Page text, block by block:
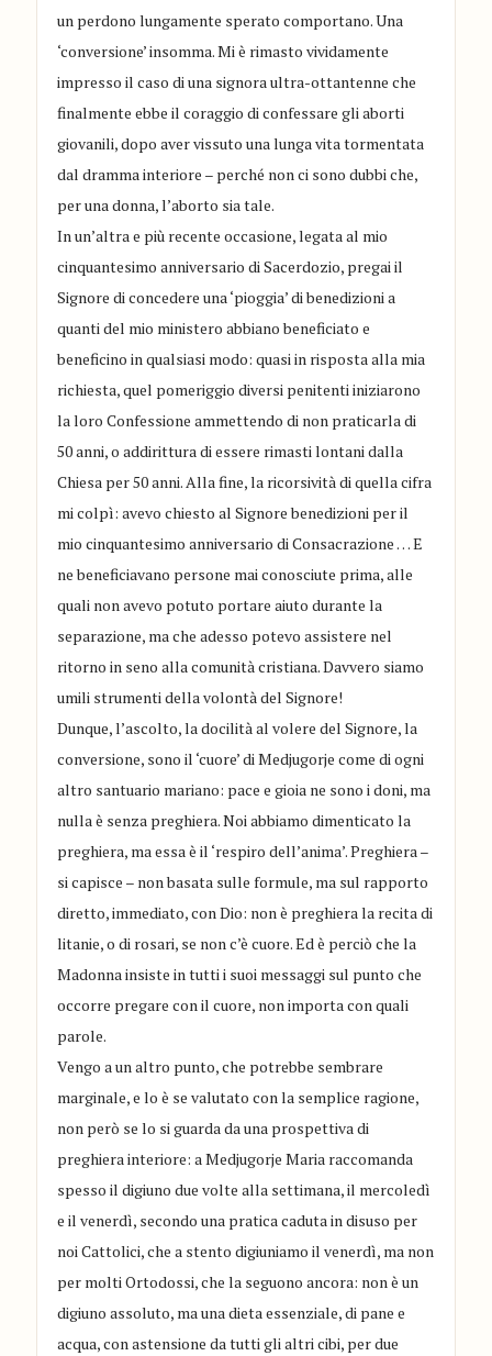
un perdono lungamente sperato comportano. Una
‘conversione’ insomma. Mi è rimasto vividamente
impresso il caso di una signora ultra-ottantenne che
finalmente ebbe il coraggio di confessare gli aborti
giovanili, dopo aver vissuto una lunga vita tormentata
dal dramma interiore – perché non ci sono dubbi che,
per una donna, l’aborto sia tale.
In un’altra e più recente occasione, legata al mio
cinquantesimo anniversario di Sacerdozio, pregai il
Signore di concedere una ‘pioggia’ di benedizioni a
quanti del mio ministero abbiano beneficiato e
beneficino in qualsiasi modo: quasi in risposta alla mia
richiesta, quel pomeriggio diversi penitenti iniziarono
la loro Confessione ammettendo di non praticarla di
50 anni, o addirittura di essere rimasti lontani dalla
Chiesa per 50 anni. Alla fine, la ricorsività di quella cifra
mi colpì: avevo chiesto al Signore benedizioni per il
mio cinquantesimo anniversario di Consacrazione … E
ne beneficiavano persone mai conosciute prima, alle
quali non avevo potuto portare aiuto durante la
separazione, ma che adesso potevo assistere nel
ritorno in seno alla comunità cristiana. Davvero siamo
umili strumenti della volontà del Signore!
Dunque, l’ascolto, la docilità al volere del Signore, la
conversione, sono il ‘cuore’ di Medjugorje come di ogni
altro santuario mariano: pace e gioia ne sono i doni, ma
nulla è senza preghiera. Noi abbiamo dimenticato la
preghiera, ma essa è il ‘respiro dell’anima’. Preghiera –
si capisce – non basata sulle formule, ma sul rapporto
diretto, immediato, con Dio: non è preghiera la recita di
litanie, o di rosari, se non c’è cuore. Ed è perciò che la
Madonna insiste in tutti i suoi messaggi sul punto che
occorre pregare con il cuore, non importa con quali
parole.
Vengo a un altro punto, che potrebbe sembrare
marginale, e lo è se valutato con la semplice ragione,
non però se lo si guarda da una prospettiva di
preghiera interiore: a Medjugorje Maria raccomanda
spesso il digiuno due volte alla settimana, il mercoledì
e il venerdì, secondo una pratica caduta in disuso per
noi Cattolici, che a stento digiuniamo il venerdì, ma non
per molti Ortodossi, che la seguono ancora: non è un
digiuno assoluto, ma una dieta essenziale, di pane e
acqua, con astensione da tutti gli altri cibi, per due